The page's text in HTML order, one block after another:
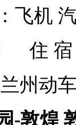
飞机
住
动车
-敦煌